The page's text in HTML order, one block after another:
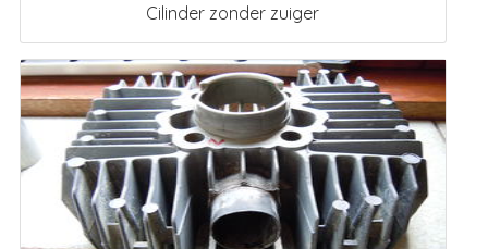
Cilinder zonder zuiger